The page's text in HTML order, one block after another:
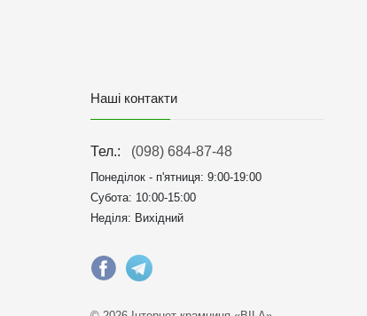
Наші контакти
Тел.: (098) 684-87-48
Понеділок - п'ятниця: 9:00-19:00
Субота: 10:00-15:00
Неділя: Вихідний